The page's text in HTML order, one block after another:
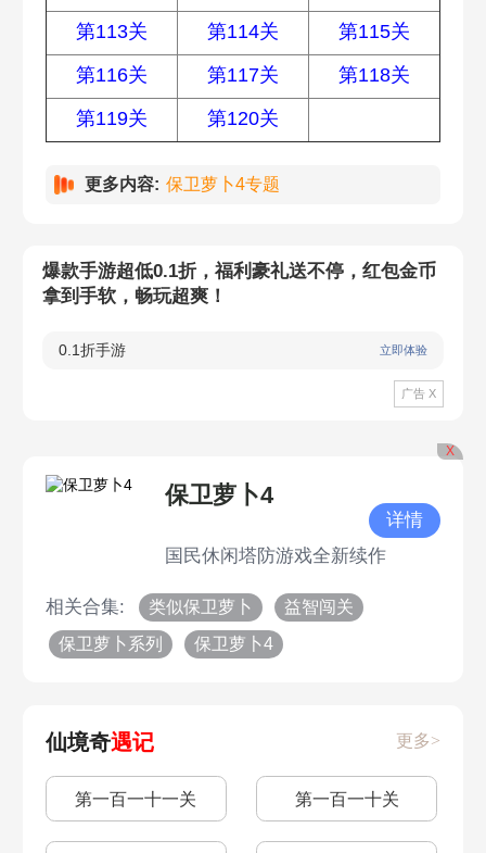
第113关
第114关
第115关
第116关
第117关
第118关
第119关
第120关
更多内容: 保卫萝卜4专题
爆款手游超低0.1折，福利豪礼送不停，红包金币
拿到手软，畅玩超爽！
0.1折手游 立即体验
广告 X
X
保卫萝卜4
国民休闲塔防游戏全新续作
详情
相关合集: 类似保卫萝卜 益智闯关
保卫萝卜系列 保卫萝卜4
仙境奇遇记 更多>
第一百一十一关 第一百一十关